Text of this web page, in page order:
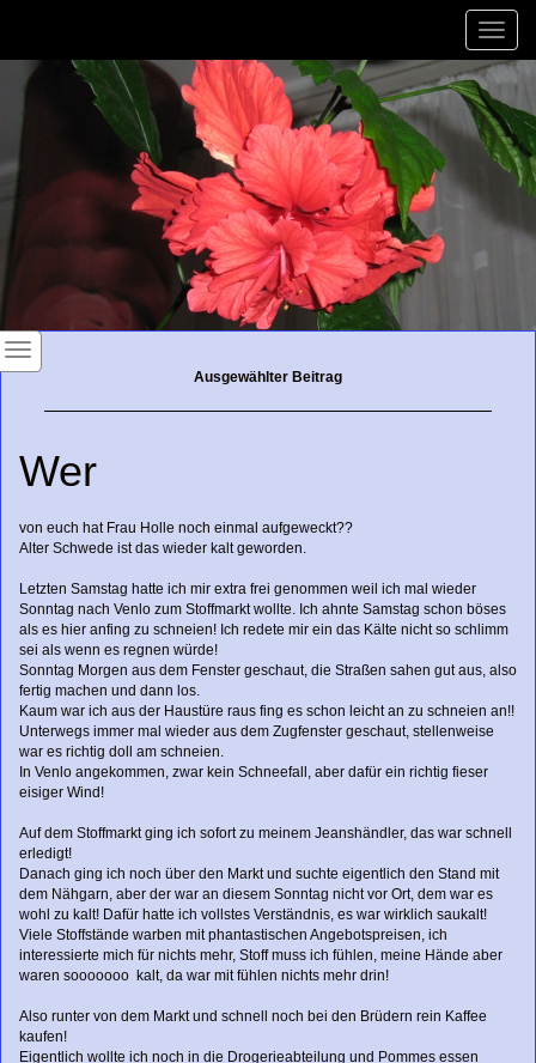
Toggle
Ausgewählter Beitrag
Wer
von euch hat Frau Holle noch einmal aufgeweckt??
Alter Schwede ist das wieder kalt geworden.
Letzten Samstag hatte ich mir extra frei genommen weil ich mal wieder
Sonntag nach Venlo zum Stoffmarkt wollte. Ich ahnte Samstag schon böses
als es hier anfing zu schneien! Ich redete mir ein das Kälte nicht so schlimm
sei als wenn es regnen würde!
Sonntag Morgen aus dem Fenster geschaut, die Straßen sahen gut aus, also
fertig machen und dann los.
Kaum war ich aus der Haustüre raus fing es schon leicht an zu schneien an!!
Unterwegs immer mal wieder aus dem Zugfenster geschaut, stellenweise
war es richtig doll am schneien.
In Venlo angekommen, zwar kein Schneefall, aber dafür ein richtig fieser
eisiger Wind!
Auf dem Stoffmarkt ging ich sofort zu meinem Jeanshändler, das war schnell
erledigt!
Danach ging ich noch über den Markt und suchte eigentlich den Stand mit
dem Nähgarn, aber der war an diesem Sonntag nicht vor Ort, dem war es
wohl zu kalt! Dafür hatte ich vollstes Verständnis, es war wirklich saukalt!
Viele Stoffstände warben mit phantastischen Angebotspreisen, ich
interessierte mich für nichts mehr, Stoff muss ich fühlen, meine Hände aber
waren sooooooo kalt, da war mit fühlen nichts mehr drin!
Also runter von dem Markt und schnell noch bei den Brüdern rein Kaffee
kaufen!
Eigentlich wollte ich noch in die Drogerieabteilung und Pommes essen